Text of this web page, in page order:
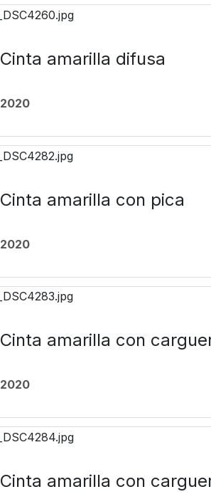
Cinta amarilla difusa
2020
Cinta amarilla con pica
2020
Cinta amarilla con
2020
Cinta amarilla con